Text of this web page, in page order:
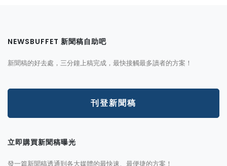
NEWSBUFFET 新聞稿自助吧
新聞稿的好去處，三分鐘上稿完成，最快接觸最多讀者的方案！
刊登新聞稿
立即購買新聞稿曝光
發一篇新聞稿透通到各大媒體的最快速、最便捷的方案！